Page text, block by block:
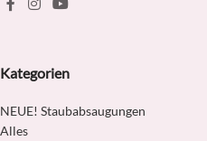
Kategorien
NEUE! Staubabsaugungen
Alles